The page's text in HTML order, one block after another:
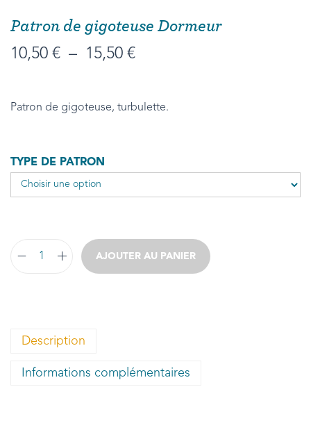
Patron de gigoteuse Dormeur
10,50 € – 15,50 €
Patron de gigoteuse, turbulette.
TYPE DE PATRON
AJOUTER AU PANIER
Description
Informations complémentaires